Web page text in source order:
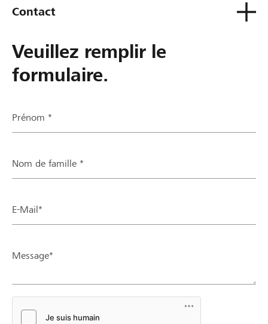
Contact
Veuillez remplir le
formulaire.
Prénom *
Nom de famille *
E-Mail*
Message*